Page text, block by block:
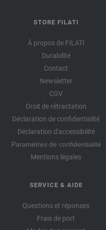
STORE FILATI
À propos de FILATI
Durabilité
Contact
Newsletter
CGV
Droit de rétractation
Déclaration de confidentialité
Déclaration d'accessibilité
Paramètres de confidentialité
Mentions légales
SERVICE & AIDE
Questions et réponses
Frais de port